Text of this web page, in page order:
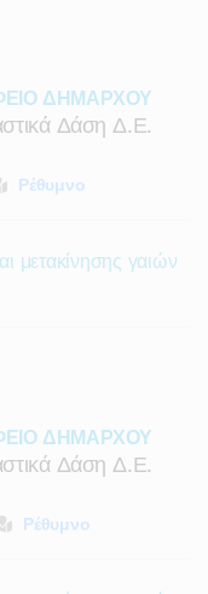
ΔΗΜΑΡΧΟΥ
Δάση Δ.ε.
Ρέθυμνο
μετακίνησης γαιών
ΔΗΜΑΡΧΟΥ
Δάση Δ.ε.
Ρέθυμνο